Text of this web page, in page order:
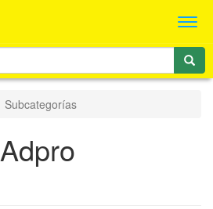
Subcategorías
Adpro